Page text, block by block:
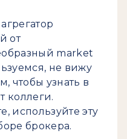
от
market
не вижу
чтобы узнать в
коллеги.
используйте эту
брокера.